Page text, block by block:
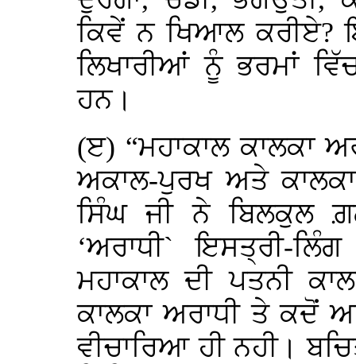
ਕਿਵੇਂ ਨ ਖਿਆਲ ਕਰੀਏ?
ਲਿਖਾਰੀਆਂ ਨੂੰ ਭਰਮਾਂ
ਹਨ।
(ੲ) “ਮਹਾਕਾਲ ਕਾਲਕਾ
ਅਕਾਲ-ਪੁਰਖ ਅਤੇ
ਸਿੰਘ ਜੀ ਨੇ ਬਿਲਕੁਲ
‘ਅਰਾਧੀ` ਇਸਤ੍ਰੀ-
ਮਹਾਕਾਲ ਦੀ ਪਤਨੀ
ਕਾਲਕਾ ਅਰਾਧੀ ਤੇ ਕਦੋਂ
ਵੀਚਾਰਿਆ ਹੀ ਨਹੀ।